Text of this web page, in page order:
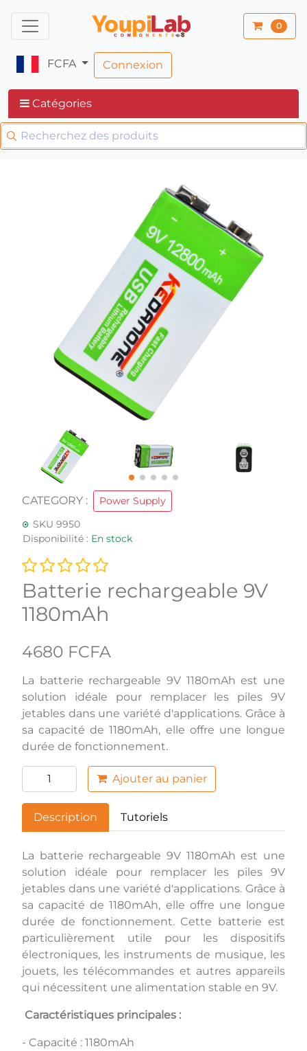
0
FCFA Connexion
Catégories
CATEGORY :
Power Supply
SKU 9950
Disponibilité : En stock
Batterie rechargeable 9V
1180mAh
4680 FCFA
La batterie rechargeable 9V 1180mAh est une
solution idéale pour remplacer les piles 9V
jetables dans une variété d'applications. Grâce à
sa capacité de 1180mAh, elle offre une longue
durée de fonctionnement.
Ajouter au panier
Description Tutoriels
La batterie rechargeable 9V 1180mAh est une
solution idéale pour remplacer les piles 9V
jetables dans une variété d'applications. Grâce à
sa capacité de 1180mAh, elle offre une longue
durée de fonctionnement. Cette batterie est
particulièrement utile pour les dispositifs
électroniques, les instruments de musique, les
jouets, les télécommandes et autres appareils
qui nécessitent une alimentation stable en 9V.
Caractéristiques principales :
- Capacité : 1180mAh